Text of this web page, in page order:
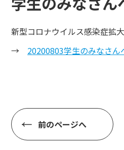
新型コロナウイルス感染症拡
→ 20200803学生のみなさ
前のページへ